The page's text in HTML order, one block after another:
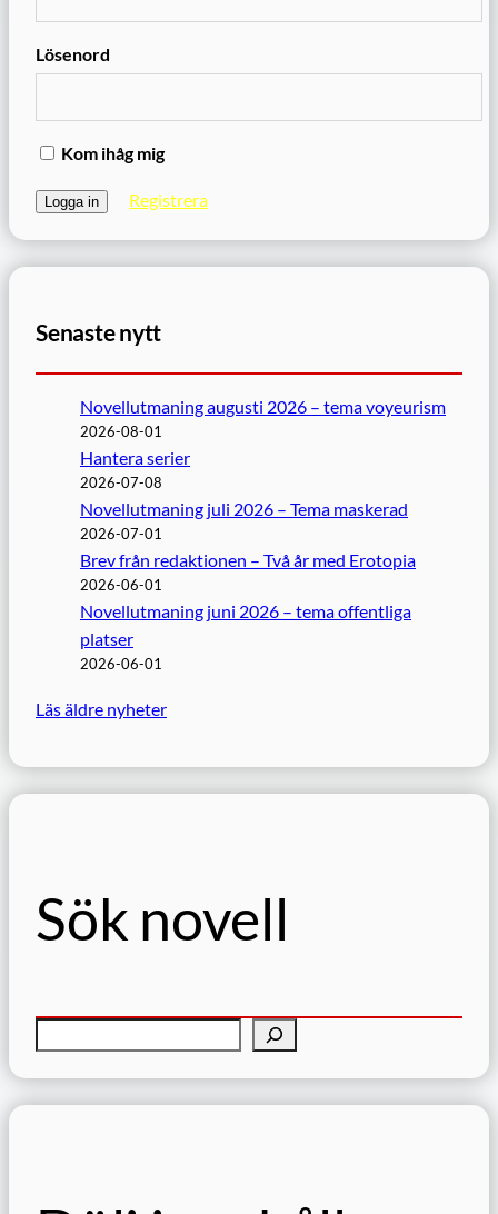
Lösenord
Kom ihåg mig
Registrera
Senaste nytt
Novellutmaning augusti 2026 – tema voyeurism
2026-08-01
Hantera serier
2026-07-08
Novellutmaning juli 2026 – Tema maskerad
2026-07-01
Brev från redaktionen – Två år med Erotopia
2026-06-01
Novellutmaning juni 2026 – tema offentliga
platser
2026-06-01
Läs äldre nyheter
Sök novell
ö